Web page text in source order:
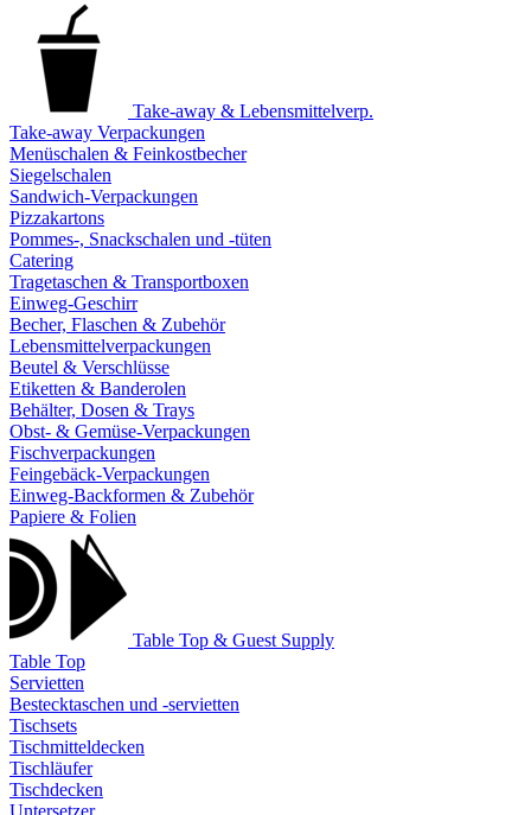
Take-away & Lebensmittelverp.
Take-away Verpackungen
Menüschalen & Feinkostbecher
Siegelschalen
Sandwich-Verpackungen
Pizzakartons
Pommes-, Snackschalen und -tüten
Catering
Tragetaschen & Transportboxen
Einweg-Geschirr
Becher, Flaschen & Zubehör
Lebensmittelverpackungen
Beutel & Verschlüsse
Etiketten & Banderolen
Behälter, Dosen & Trays
Obst- & Gemüse-Verpackungen
Fischverpackungen
Feingebäck-Verpackungen
Einweg-Backformen & Zubehör
Papiere & Folien
Table Top & Guest Supply
Table Top
Servietten
Bestecktaschen und -servietten
Tischsets
Tischmitteldecken
Tischläufer
Tischdecken